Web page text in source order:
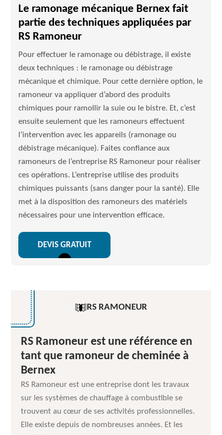
Le ramonage mécanique Bernex fait
partie des techniques appliquées par
RS Ramoneur
Pour effectuer le ramonage ou débistrage, il existe
deux techniques : le ramonage ou débistrage
mécanique et chimique. Pour cette dernière option, le
ramoneur va appliquer d’abord des produits
chimiques pour ramollir la suie ou le bistre. Et, c’est
ensuite seulement que les ramoneurs effectuent
l’intervention avec les appareils (ramonage ou
débistrage mécanique). Faites confiance aux
ramoneurs de l’entreprise RS Ramoneur pour réaliser
ces opérations. L’entreprise utilise des produits
chimiques puissants (sans danger pour la santé). Elle
met à la disposition des ramoneurs des matériels
nécessaires pour une intervention efficace.
DEVIS GRATUIT
RS RAMONEUR
RS Ramoneur est une référence en
tant que ramoneur de cheminée à
Bernex
RS Ramoneur est une entreprise dont les travaux
sur les systèmes de chauffage à combustible se
trouvent au cœur de ses activités professionnelles.
Elle existe depuis de nombreuses années. Et les